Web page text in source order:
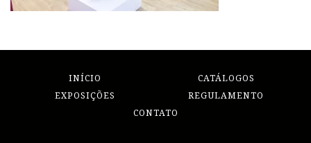
INÍCIO
CATÁLOGOS
EXPOSIÇÕES
REGULAMENTO
CONTATO